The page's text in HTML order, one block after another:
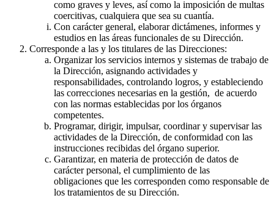
como graves y leves, así como la imposición de multas
coercitivas, cualquiera que sea su cuantía.
Con carácter general, elaborar dictámenes, informes y
estudios en las áreas funcionales de su Dirección.
Corresponde a las y los titulares de las Direcciones:
Organizar los servicios internos y sistemas de trabajo de
la Dirección, asignando actividades y
responsabilidades, controlando logros, y estableciendo
las correcciones necesarias en la gestión, de acuerdo
con las normas establecidas por los órganos
competentes.
Programar, dirigir, impulsar, coordinar y supervisar las
actividades de la Dirección, de conformidad con las
instrucciones recibidas del órgano superior.
Garantizar, en materia de protección de datos de
carácter personal, el cumplimiento de las
obligaciones que les corresponden como responsable de
los tratamientos de su Dirección.